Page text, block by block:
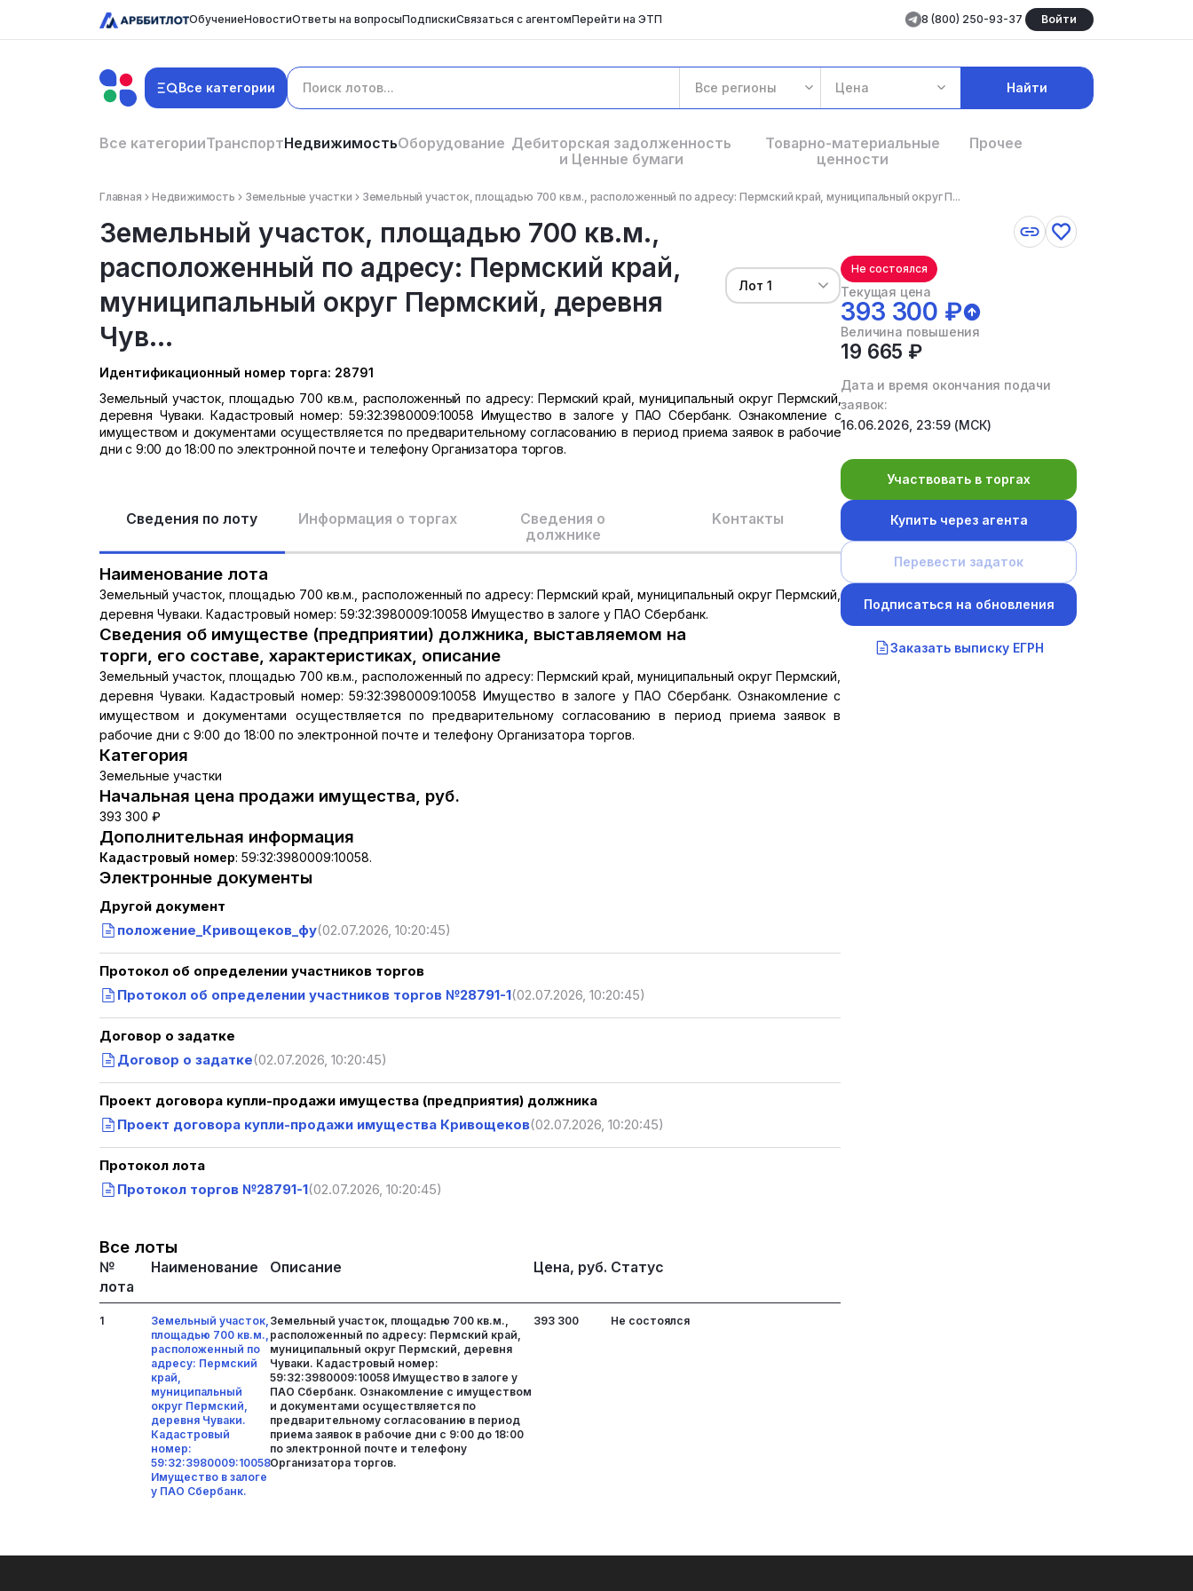
ОбучениеНовостиОтветы на вопросыПодпискиСвязаться с агентомПерейти на ЭТП 8 (800) 250-93-37 Войти
Все категории Все регионы Цена Найти
Все категорииТранспортНедвижимостьОборудование Дебиторская задолженность
и Ценные бумаги
Товарно-материальные
ценности
Прочее
Главная Недвижимость Земельные участки Земельный участок, площадью 700 кв.м., расположенный по адресу: Пермский край, муниципальный округ П...
Земельный участок, площадью 700 кв.м.,
расположенный по адресу: Пермский край,
муниципальный округ Пермский, деревня
Чув...
Лот 1
Идентификационный номер торга: 28791
Земельный участок, площадью 700 кв.м., расположенный по адресу: Пермский край, муниципальный округ Пермский,
деревня Чуваки. Кадастровый номер: 59:32:3980009:10058 Имущество в залоге у ПАО Сбербанк. Ознакомление с
имуществом и документами осуществляется по предварительному согласованию в период приема заявок в рабочие
дни с 9:00 до 18:00 по электронной почте и телефону Организатора торгов.
Сведения по лоту Информация о торгах
Сведения о
должнике
Kонтакты
Наименование лота
Земельный участок, площадью 700 кв.м., расположенный по адресу: Пермский край, муниципальный округ Пермский,
деревня Чуваки. Кадастровый номер: 59:32:3980009:10058 Имущество в залоге у ПАО Сбербанк.
Сведения об имуществе (предприятии) должника, выставляемом на
торги, его составе, характеристиках, описание
Земельный участок, площадью 700 кв.м., расположенный по адресу: Пермский край, муниципальный округ Пермский,
деревня Чуваки. Кадастровый номер: 59:32:3980009:10058 Имущество в залоге у ПАО Сбербанк. Ознакомление с
имуществом и документами осуществляется по предварительному согласованию в период приема заявок в
рабочие дни с 9:00 до 18:00 по электронной почте и телефону Организатора торгов.
Категория
Земельные участки
Начальная цена продажи имущества, руб.
393 300 ₽
Дополнительная информация
Кадастровый номер: 59:32:3980009:10058.
Электронные документы
Другой документ
положение_Кривощеков_фу(02.07.2026, 10:20:45)
Протокол об определении участников торгов
Протокол об определении участников торгов №28791-1(02.07.2026, 10:20:45)
Договор о задатке
Договор о задатке(02.07.2026, 10:20:45)
Проект договора купли-продажи имущества (предприятия) должника
Проект договора купли-продажи имущества Кривощеков(02.07.2026, 10:20:45)
Протокол лота
Протокол торгов №28791-1(02.07.2026, 10:20:45)
Все лоты
№
лота
Наименование Описание Цена, руб. Статус
1
Земельный участок,
площадью 700 кв.м.,
расположенный по
адресу: Пермский
край,
муниципальный
округ Пермский,
деревня Чуваки.
Кадастровый
номер:
59:32:3980009:10058
Имущество в залоге
у ПАО Сбербанк.
Земельный участок, площадью 700 кв.м.,
расположенный по адресу: Пермский край,
муниципальный округ Пермский, деревня
Чуваки. Кадастровый номер:
59:32:3980009:10058 Имущество в залоге у
ПАО Сбербанк. Ознакомление с имуществом
и документами осуществляется по
предварительному согласованию в период
приема заявок в рабочие дни с 9:00 до 18:00
по электронной почте и телефону
Организатора торгов.
393 300 Не состоялся
Не состоялся
Текущая цена
393 300 ₽
Величина повышения
19 665 ₽
Дата и время окончания подачи
заявок:
16.06.2026, 23:59 (МСК)
Участвовать в торгах
Купить через агента
Перевести задаток
Подписаться на обновления
Заказать выписку ЕГРН